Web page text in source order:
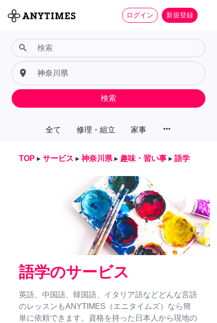
ログイン 新規登録
全て 修理・組立 家事 more_horiz
search
place
検索
TOP ▸ サービス ▸ 神奈川県 ▸ 趣味・習い事 ▸ 語学
語学のサービス
英語、中国語、韓国語、イタリア語などどんな言語
のレッスンもANYTIMES（エニタイムズ）なら簡
単に依頼できます。資格を持った日本人から現地の